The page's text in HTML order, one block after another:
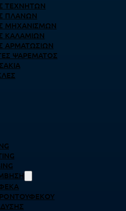
ΤΕΧΝΗΤΏΝ
ΠΛΆΝΩΝ
ΜΗΧΑΝΙΣΜΏΝ
ΚΑΛΑΜΙΏΝ
ΑΡΜΑΤΩΣΙΏΝ
ΨΑΡΈΜΑΤΟΣ